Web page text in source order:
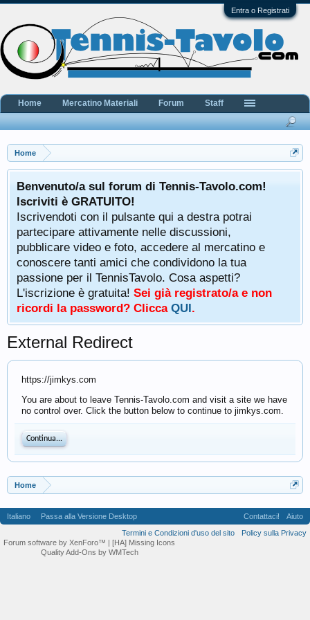
Entra o Registrati
Home
Benvenuto/a sul forum di Tennis-Tavolo.com!
Iscriviti è GRATUITO!
Iscrivendoti con il pulsante qui a destra potrai
partecipare attivamente nelle discussioni,
pubblicare video e foto, accedere al mercatino e
conoscere tanti amici che condividono la tua
passione per il TennisTavolo. Cosa aspetti?
L'iscrizione è gratuita! Sei già registrato/a e non
ricordi la password? Clicca QUI.
External Redirect
https://jimkys.com
You are about to leave Tennis-Tavolo.com and visit a site we have
no control over. Click the button below to continue to jimkys.com.
Continua...
Home
Home Mercatino Materiali Forum Staff
Italiano Passa alla Versione Desktop Contattaci!
Aiuto
Termini e Condizioni d'uso del sito
Policy sulla Privacy
Forum software by XenForo™ | [HA] Missing Icons
Quality Add-Ons by WMTech